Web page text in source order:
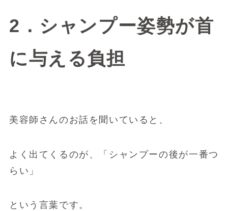
2．シャンプー姿勢が首
に与える負担
美容師さんのお話を聞いていると、
よく出てくるのが、「シャンプーの後が一番つ
らい」
という言葉です。